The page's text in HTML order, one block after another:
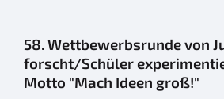
58. Wettbewerbsrunde von
forscht/Schüler
Motto "Mach Ideen groß!"